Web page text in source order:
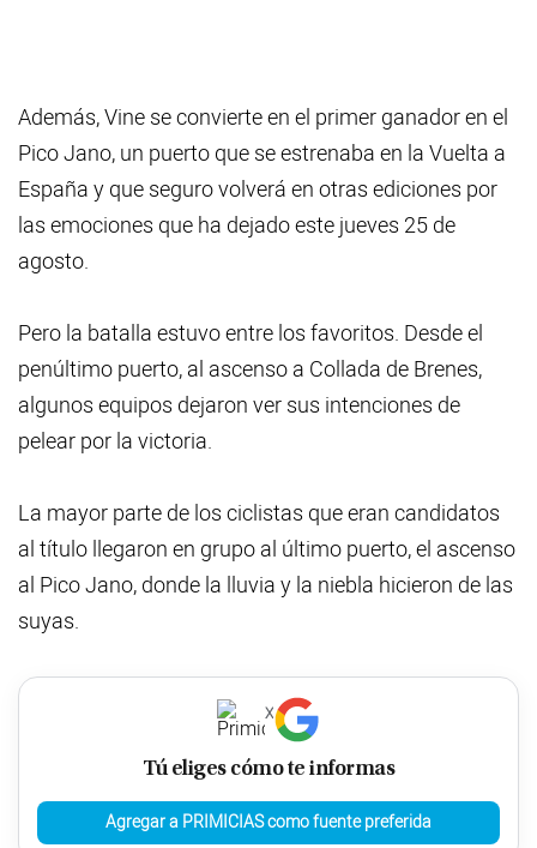
Además, Vine se convierte en el primer ganador en el
Pico Jano, un puerto que se estrenaba en la Vuelta a
España y que seguro volverá en otras ediciones por
las emociones que ha dejado este jueves 25 de
agosto.
Pero la batalla estuvo entre los favoritos. Desde el
penúltimo puerto, al ascenso a Collada de Brenes,
algunos equipos dejaron ver sus intenciones de
pelear por la victoria.
La mayor parte de los ciclistas que eran candidatos
al título llegaron en grupo al último puerto, el ascenso
al Pico Jano, donde la lluvia y la niebla hicieron de las
suyas.
X
Tú eliges cómo te informas
Agregar a PRIMICIAS como fuente preferida